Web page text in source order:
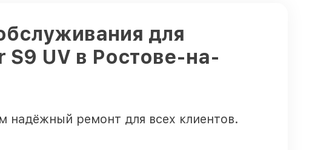
для
S9 UV в Ростове-на-
ремонт для всех клиентов.